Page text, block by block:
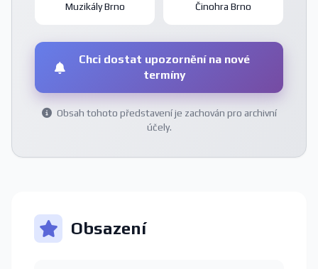
Muzikály Brno Činohra Brno
Chci dostat upozornění na nové
termíny
Obsah tohoto představení je zachován pro archivní
účely.
Obsazení